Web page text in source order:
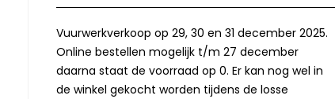
Vuurwerkverkoop op 29, 30 en 31 december 2025.
Online bestellen mogelijk t/m 27 december
daarna staat de voorraad op 0. Er kan nog wel in
de winkel gekocht worden tijdens de losse